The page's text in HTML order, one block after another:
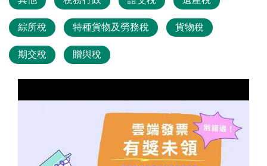
綜所稅 特種貨物及勞務稅 貨物稅
期交稅 贈與稅